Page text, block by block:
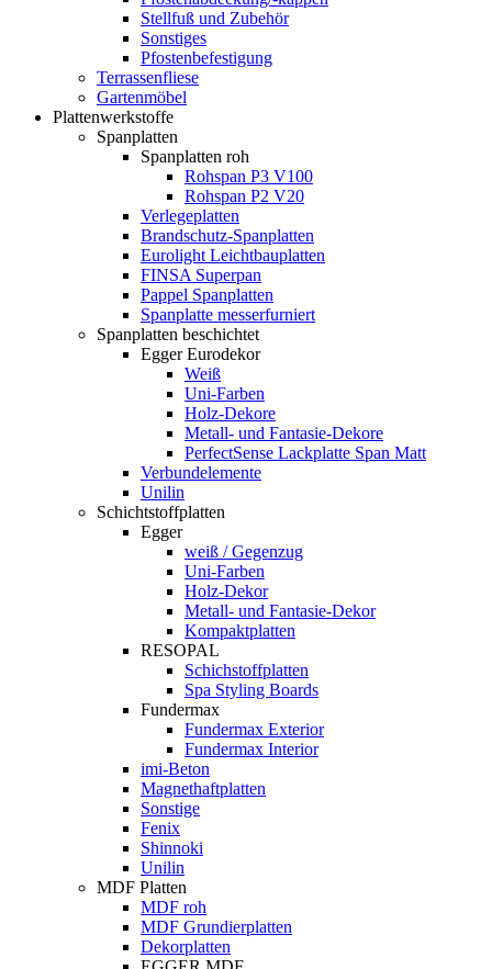
Stellfuß und Zubehör
Sonstiges
Pfostenbefestigung
Terrassenfliese
Gartenmöbel
Plattenwerkstoffe
Spanplatten
Spanplatten roh
Rohspan P3 V100
Rohspan P2 V20
Verlegeplatten
Brandschutz-Spanplatten
Eurolight Leichtbauplatten
FINSA Superpan
Pappel Spanplatten
Spanplatte messerfurniert
Spanplatten beschichtet
Egger Eurodekor
Weiß
Uni-Farben
Holz-Dekore
Metall- und Fantasie-Dekore
PerfectSense Lackplatte Span Matt
Verbundelemente
Unilin
Schichtstoffplatten
Egger
weiß / Gegenzug
Uni-Farben
Holz-Dekor
Metall- und Fantasie-Dekor
Kompaktplatten
RESOPAL
Schichstoffplatten
Spa Styling Boards
Fundermax
Fundermax Exterior
Fundermax Interior
imi-Beton
Magnethaftplatten
Sonstige
Fenix
Shinnoki
Unilin
MDF Platten
MDF roh
MDF Grundierplatten
Dekorplatten